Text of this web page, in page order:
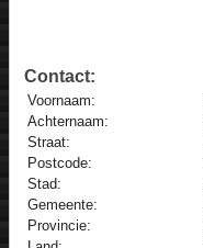
Contact:
Voornaam:
Achternaam:
Straat:
Postcode:
Stad:
Gemeente:
Provincie: